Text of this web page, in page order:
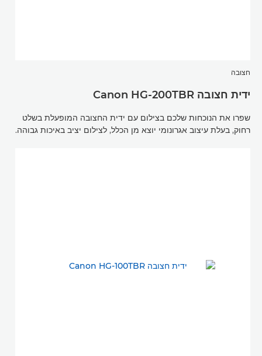
חצובה
ידית חצובה Canon HG-200TBR
שפרו את הנוכחות שלכם בצילום עם ידית החצובה המופעלת בשלט
רחוק, בעלת עיצוב אגרונומי יוצא מן הכלל, לצילום יציב באיכות גבוהה.